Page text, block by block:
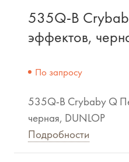
535Q-B
эффектов,
По запросу
535Q-B Crybaby Q
черная, DUNLOP
Подробности